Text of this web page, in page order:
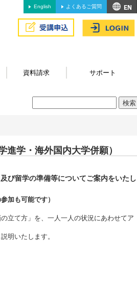
English よくあるご質問
資料請求 サポート
進学・海外国内大学併願）
び留学の準備等についてご案内をいたし
加も可能です）
立て方」を、一人一人の状況にあわせてア
明いたします。